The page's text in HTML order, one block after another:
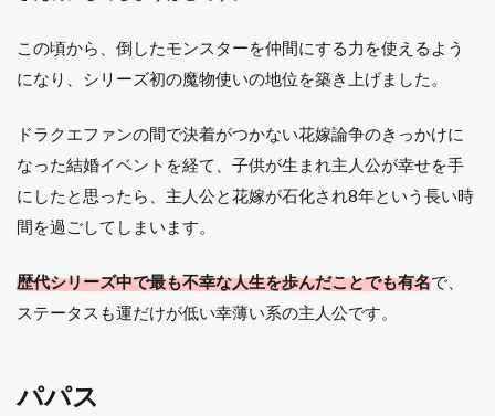
この頃から、倒したモンスターを仲間にする力を使えるよう
になり、シリーズ初の魔物使いの地位を築き上げました。
ドラクエファンの間で決着がつかない花嫁論争のきっかけに
なった結婚イベントを経て、子供が生まれ主人公が幸せを手
にしたと思ったら、主人公と花嫁が石化され8年という長い時
間を過ごしてしまいます。
歴代シリーズ中で最も不幸な人生を歩んだことでも有名で、
ステータスも運だけが低い幸薄い系の主人公です。
パパス